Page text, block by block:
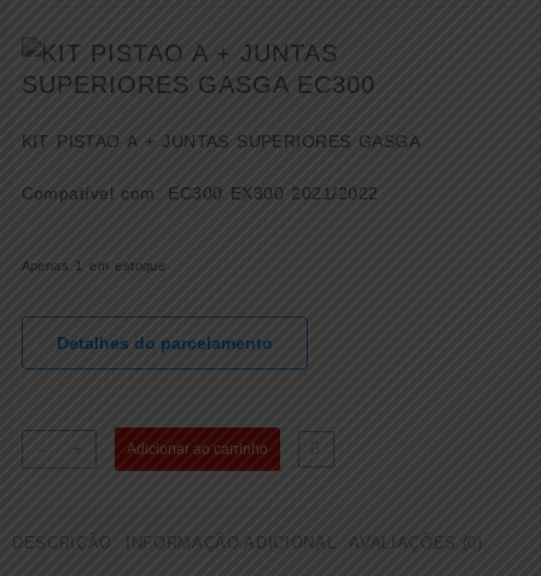
KIT PISTAO A + JUNTAS SUPERIORES GASGA
Compatível com: EC300 EX300 2021/2022
Apenas 1 em estoque
Detalhes do parcelamento
-
KIT
PISTAO
JUNTAS
+ Adicionar ao carrinho
DESCRIÇÃO INFORMAÇÃO ADICIONAL AVALIAÇÕES (0)